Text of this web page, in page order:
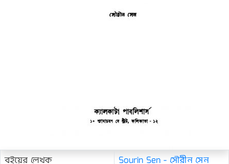
বইয়ের লেখক
Sourin Sen - সৌরীন সেন